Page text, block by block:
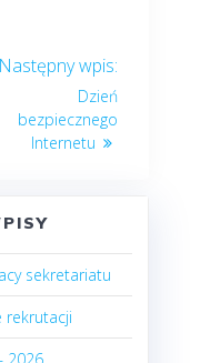
Dzień
bezpiecznego
Internetu
sekretariatu
rekrutacji